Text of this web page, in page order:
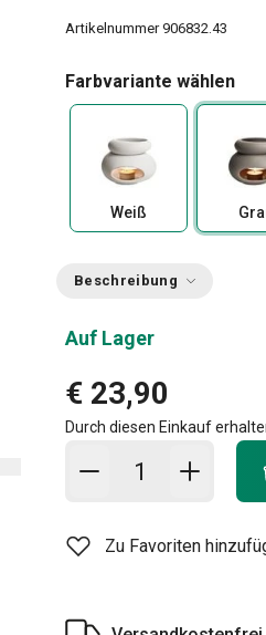
Artikelnummer 906832.43
Farbvariante wählen
Weiß
Beschreibung
Auf Lager
€ 23,90
Durch diesen Einkauf
In den Warenkorb -
Zu Favoriten